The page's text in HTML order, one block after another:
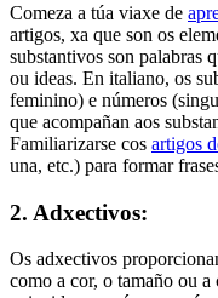
Comeza a túa viaxe de
artigos, xa que son os
substantivos son palabras
ou ideas. En italiano, os
feminino) e números
que acompañan aos
Familiarizarse cos artigos
una, etc.) para formar
2. Adxectivos:
Os adxectivos
como a cor, o tamaño ou